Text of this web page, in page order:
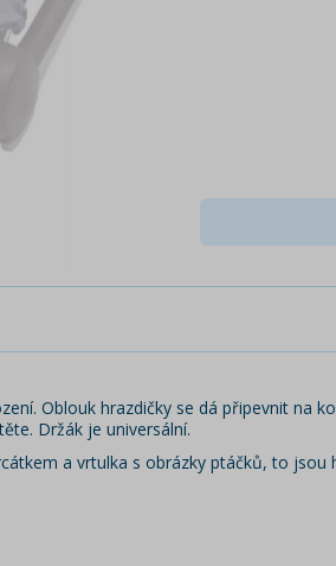
Oblouk hrazdičky se dá připevnit na
Držák je universální.
a vrtulka s obrázky ptáčků, to jsou